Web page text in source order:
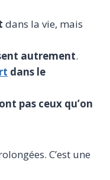
dans la vie, mais
autrement.
dans le
pas ceux qu’on
C’est une